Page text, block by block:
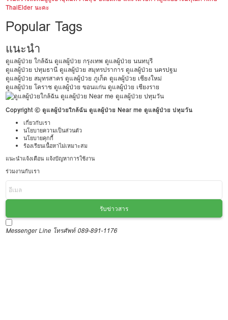
ThaiElder นะคะ
Popular Tags
แนะนำ
ดูแลผู้ป่วย ใกล้ฉัน ดูแลผู้ป่วย กรุงเทพ ดูแลผู้ป่วย นนทบุรี
ดูแลผู้ป่วย ปทุมธานี ดูแลผู้ป่วย สมุทรปราการ ดูแลผู้ป่วย นครปฐม
ดูแลผู้ป่วย สมุทรสาคร ดูแลผู้ป่วย ภูเก็ต ดูแลผู้ป่วย เชียงใหม่
ดูแลผู้ป่วย โคราช ดูแลผู้ป่วย ขอนแก่น ดูแลผู้ป่วย เชียงราย
Copyright © ดูแลผู้ป่วยใกล้ฉัน ดูแลผู้ป่วย Near me ดูแลผู้ป่วย ปทุมวัน
เกี่ยวกับเรา
นโยบายความเป็นส่วนตัว
นโยบายคุกกี้
ร้องเรียนเนื้อหาไม่เหมาะสม
แนะนำแจ้งเตือน แจ้งปัญหาการใช้งาน
ร่วมงานกับเรา
รับข่าวสาร
Messenger Line โทรศัพท์ 089-891-1176